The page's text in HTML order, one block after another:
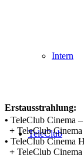
Intern
TeleClub
Erstausstrahlung:
• TeleClub Cinema
+ TeleClub
• TeleClub Cinema
+ TeleClub